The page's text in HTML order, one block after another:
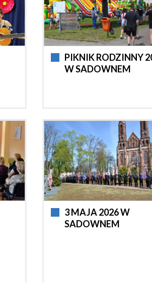
PIKNIK RODZINNY
W SADOWNEM
3 MAJA 2026 W
SADOWNEM